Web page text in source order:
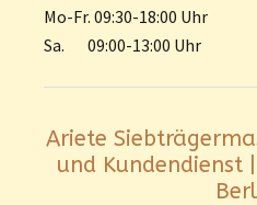
Mo-Fr. 09:30-18:00 Uhr
Sa. 09:00-13:00 Uhr
Ariete
und Kundendienst